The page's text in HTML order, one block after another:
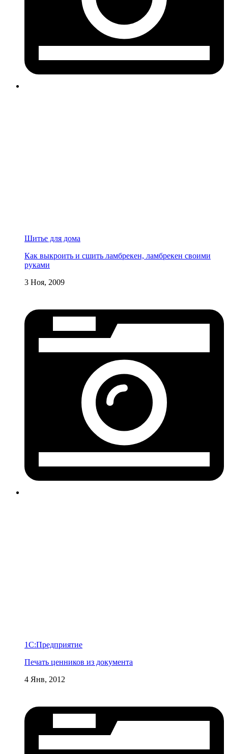
Шитье для дома
Как выкроить и сшить ламбрекен, ламбрекен своими
руками
3 Ноя, 2009
1С:Предприятие
Печать ценников из документа
4 Янв, 2012